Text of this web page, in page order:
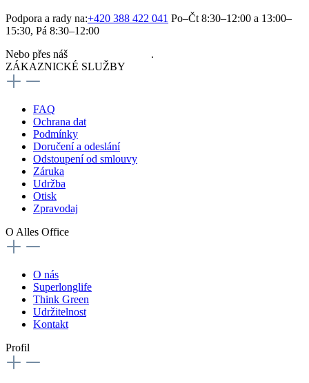
Podpora a rady na:+420 388 422 041 Po–Čt 8:30–12:00 a 13:00–
15:30, Pá 8:30–12:00
Nebo přes náš
.
ZÁKAZNICKÉ SLUŽBY
FAQ
Ochrana dat
Podmínky
Doručení a odeslání
Odstoupení od smlouvy
Záruka
Udržba
Otisk
Zpravodaj
O Alles Office
O nás
Superlonglife
Think Green
Udržitelnost
Kontakt
Profil